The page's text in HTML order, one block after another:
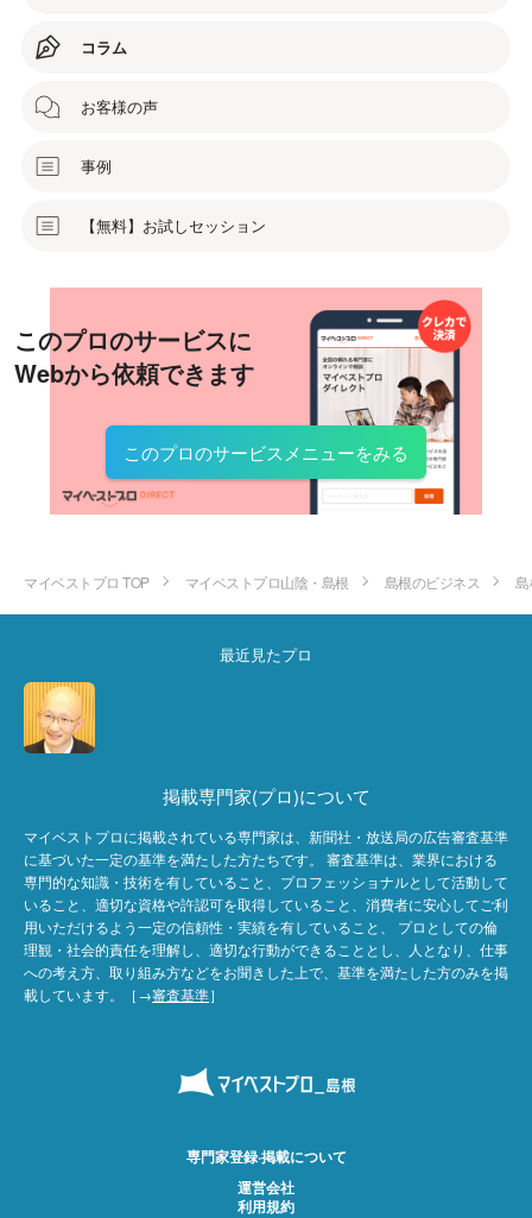
コラム
お客様の声
事例
【無料】お試しセッション
このプロのサービスに
Webから依頼できます
このプロのサービスメニューをみる
マイベストプロ TOP マイベストプロ山陰・島根 島根のビジネス
最近見たプロ
掲載専門家(プロ)について
マイベストプロに掲載されている専門家は、新聞社・放送局の広告審査基準
に基づいた一定の基準を満たした方たちです。 審査基準は、業界における
専門的な知識・技術を有していること、プロフェッショナルとして活動して
いること、適切な資格や許認可を取得していること、消費者に安心してご利
用いただけるよう一定の信頼性・実績を有していること、 プロとしての倫
理観・社会的責任を理解し、適切な行動ができることとし、人となり、仕事
への考え方、取り組み方などをお聞きした上で、基準を満たした方のみを掲
載しています。［→審査基準］
専門家登録·掲載について
運営会社
利用規約